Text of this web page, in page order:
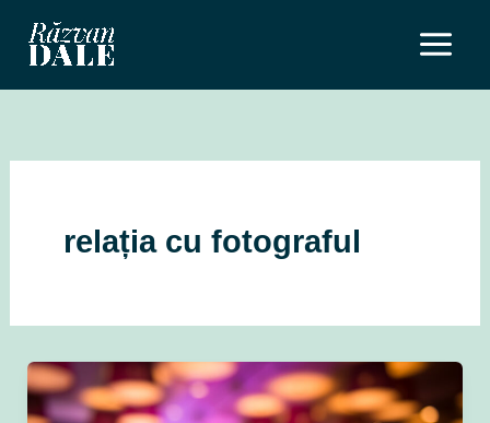
content
relația cu fotograful